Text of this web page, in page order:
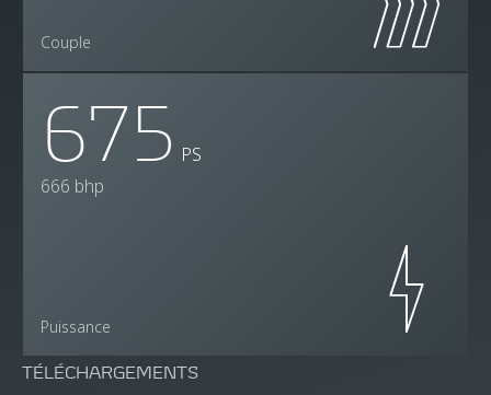
Couple
675 PS
666 bhp
Puissance
TÉLÉCHARGEMENTS